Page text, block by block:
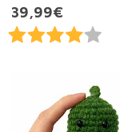
39,99€